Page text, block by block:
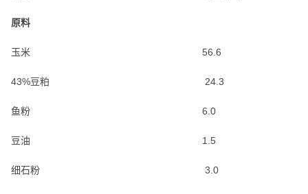
原料
玉米 56.6
43%豆粕 24.3
鱼粉 6.0
豆油 1.5
细石粉 3.0